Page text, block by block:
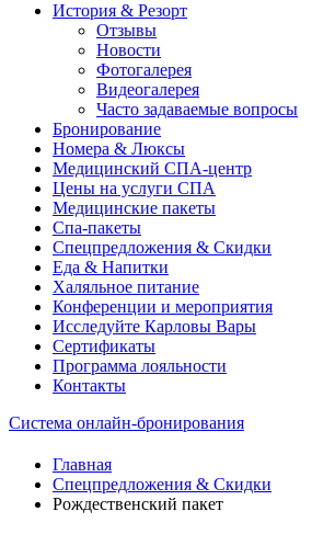
История & Резорт
Отзывы
Новости
Фотогалерея
Видеогалерея
Часто задаваемые вопросы
Бронирование
Номера & Люксы
Медицинский СПА-центр
Цены на услуги СПА
Медицинские пакеты
Спа-пакеты
Спецпредложения & Скидки
Еда & Напитки
Халяльное питание
Конференции и мероприятия
Исследуйте Карловы Вары
Сертификаты
Программа лояльности
Контакты
Система онлайн-бронирования
Главная
Спецпредложения & Скидки
Рождественский пакет